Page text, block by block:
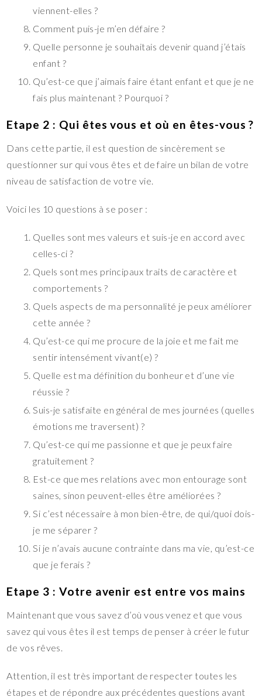
viennent-elles ?
Comment puis-je m’en défaire ?
Quelle personne je souhaitais devenir quand j’étais
enfant ?
Qu’est-ce que j’aimais faire étant enfant et que je ne
fais plus maintenant ? Pourquoi ?
Etape 2 : Qui êtes vous et où en êtes-vous ?
Dans cette partie, il est question de sincèrement se
questionner sur qui vous êtes et de faire un bilan de votre
niveau de satisfaction de votre vie.
Voici les 10 questions à se poser :
Quelles sont mes valeurs et suis-je en accord avec
celles-ci ?
Quels sont mes principaux traits de caractère et
comportements ?
Quels aspects de ma personnalité je peux améliorer
cette année ?
Qu’est-ce qui me procure de la joie et me fait me
sentir intensément vivant(e) ?
Quelle est ma définition du bonheur et d’une vie
réussie ?
Suis-je satisfaite en général de mes journées (quelles
émotions me traversent) ?
Qu’est-ce qui me passionne et que je peux faire
gratuitement ?
Est-ce que mes relations avec mon entourage sont
saines, sinon peuvent-elles être améliorées ?
Si c’est nécessaire à mon bien-être, de qui/quoi dois-
je me séparer ?
Si je n’avais aucune contrainte dans ma vie, qu’est-ce
que je ferais ?
Etape 3 : Votre avenir est entre vos mains
Maintenant que vous savez d’où vous venez et que vous
savez qui vous êtes il est temps de penser à créer le futur
de vos rêves.
Attention, il est très important de respecter toutes les
étapes et de répondre aux précédentes questions avant